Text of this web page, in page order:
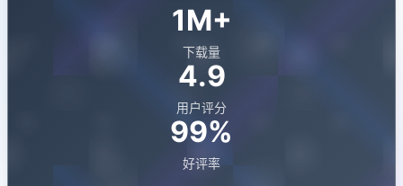
1M+
下载量
4.9
用户评分
99%
好评率